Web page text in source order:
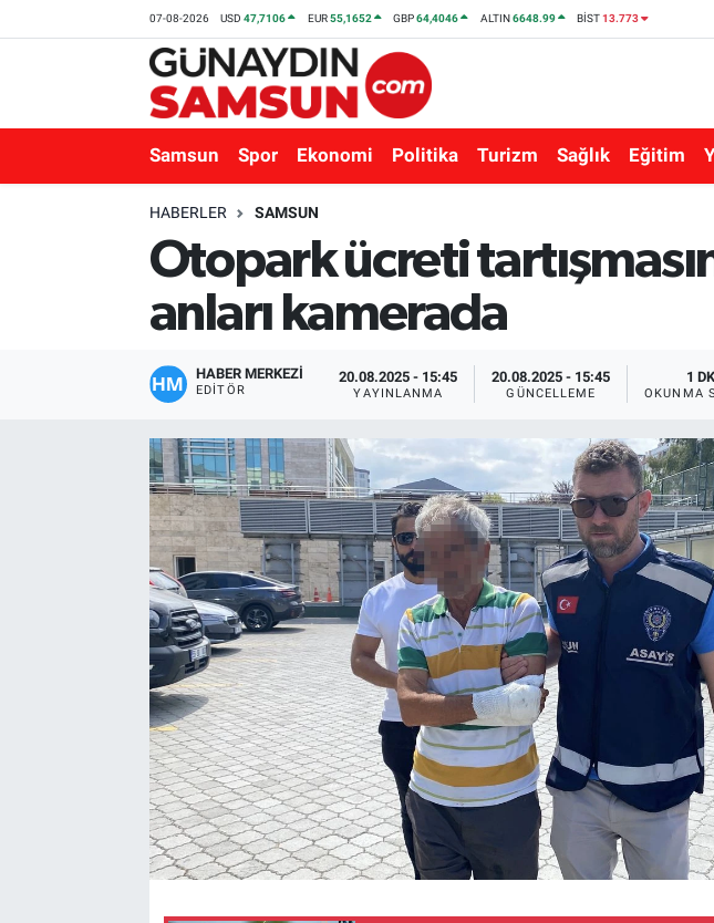
07-08-2026 USD47,7106 EUR55,1652 GBP64,4046 ALTIN6648.99 BİST13.773
Samsun Spor Ekonomi Politika Turizm Sağlık Eğitim
HABERLER SAMSUN
Otopark ücreti
anları kamerada
HABER MERKEZİ
EDITÖR
20.08.2025 - 15:45
YAYINLANMA
20.08.2025 - 15:45
GÜNCELLEME
1 DK
OKUNMA
Kültür Sanat
Bilim ve Teknoloji
Nöbetçi Eczaneler
Süper Lig Puan Durumu ve Fikstür
Tüm Manşetler
Son Dakika Haberleri